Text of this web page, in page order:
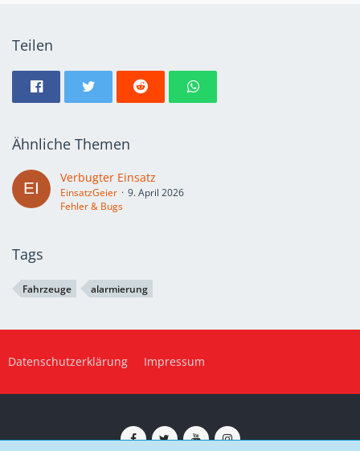
Teilen
Ähnliche Themen
Verbugter Einsatz
EinsatzGeier
9. April 2026
Fehler & Bugs
Tags
Fahrzeuge alarmierung
Datenschutzerklärung Impressum